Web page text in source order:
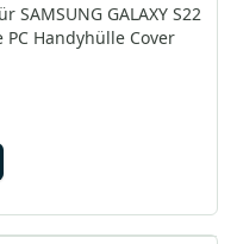
SAMSUNG GALAXY S22
PC Handyhülle Cover